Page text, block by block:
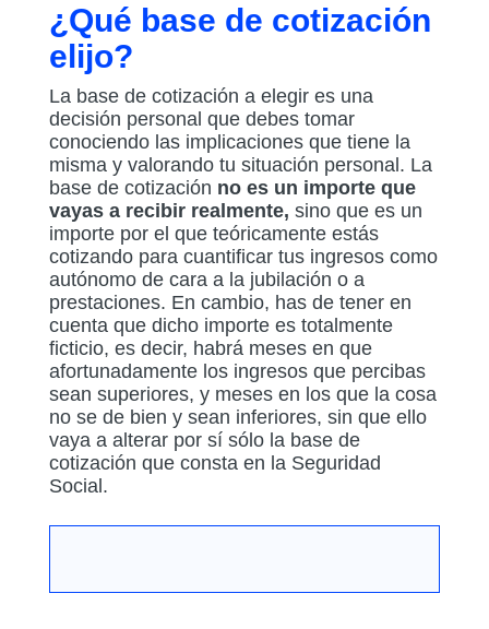
¿Qué base de cotización
elijo?
La base de cotización a elegir es una
decisión personal que debes tomar
conociendo las implicaciones que tiene la
misma y valorando tu situación personal. La
base de cotización no es un importe que
vayas a recibir realmente, sino que es un
importe por el que teóricamente estás
cotizando para cuantificar tus ingresos como
autónomo de cara a la jubilación o a
prestaciones. En cambio, has de tener en
cuenta que dicho importe es totalmente
ficticio, es decir, habrá meses en que
afortunadamente los ingresos que percibas
sean superiores, y meses en los que la cosa
no se de bien y sean inferiores, sin que ello
vaya a alterar por sí sólo la base de
cotización que consta en la Seguridad
Social.